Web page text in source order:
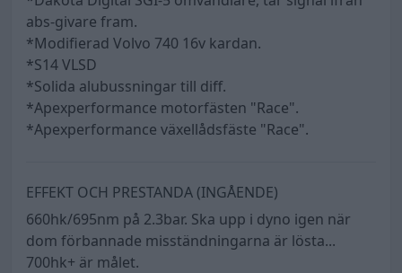
abs-givare fram.
*Modifierad Volvo 740 16v kardan.
*S14 VLSD
*Solida alubussningar till diff.
*Apexperformance motorfästen "Race".
*Apexperformance växellådsfäste "Race".
EFFEKT OCH PRESTANDA (INGÅENDE)
660hk/695nm på 2.3bar. Ska upp i dyno igen när
dom förbannade misständningarna är lösta...
700hk+ är målet.